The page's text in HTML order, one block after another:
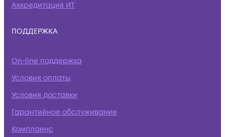
Аккредитация ИТ
ПОДДЕРЖКА
On-line поддержка
Условия оплаты
Условия доставки
Гарантийное обслуживание
Комплаенс